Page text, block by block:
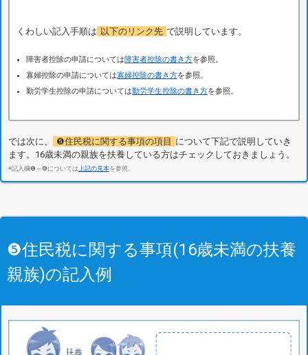
くわしい記入手順は 以下のリンク先 で説明しています。
障害者控除の申請については障害者控除の書き方を参照。
寡婦控除の申請については寡婦控除の書き方を参照。
勤労学生控除の申請については勤労学生控除の書き方を参照。
では次に、 ❺住民税に関する事項の項目 について下記で説明していき
ます。16歳未満の親族を扶養している方はチェックしておきましょう。
※記入欄❶～❻については上記の見本を参照。
❺住民税に関する事項(16歳未満の扶養
親族)の記入例